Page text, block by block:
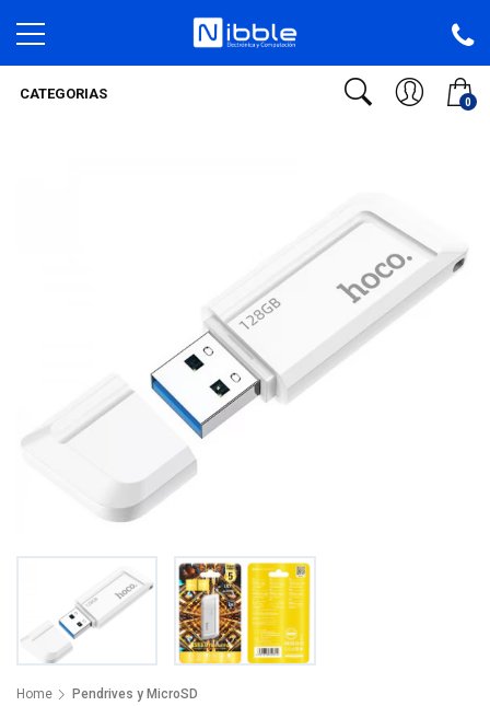
0
CATEGORIAS
Home Pendrives y MicroSD